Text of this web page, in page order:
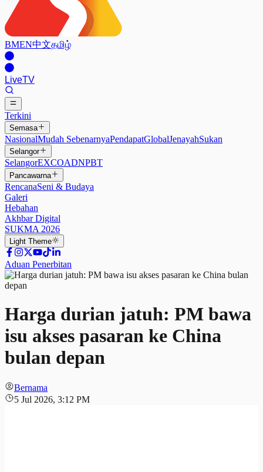
BMEN中文தமிழ்
LiveTV
Terkini
Semasa
NasionalMudah SebenarnyaPendapatGlobalJenayahSukan
Selangor
SelangorEXCOADNPBT
Pancawarna
RencanaSeni & Budaya
Galeri
Hebahan
Akhbar Digital
SUKMA 2026
Light Theme
Aduan Penerbitan
Harga durian jatuh: PM bawa
isu akses pasaran ke China
bulan depan
Bernama
5 Jul 2026, 3:12 PM